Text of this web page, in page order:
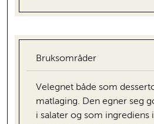
Bruksområder
Velegnet både som
matlaging. Den egner seg
i salater og som ingrediens